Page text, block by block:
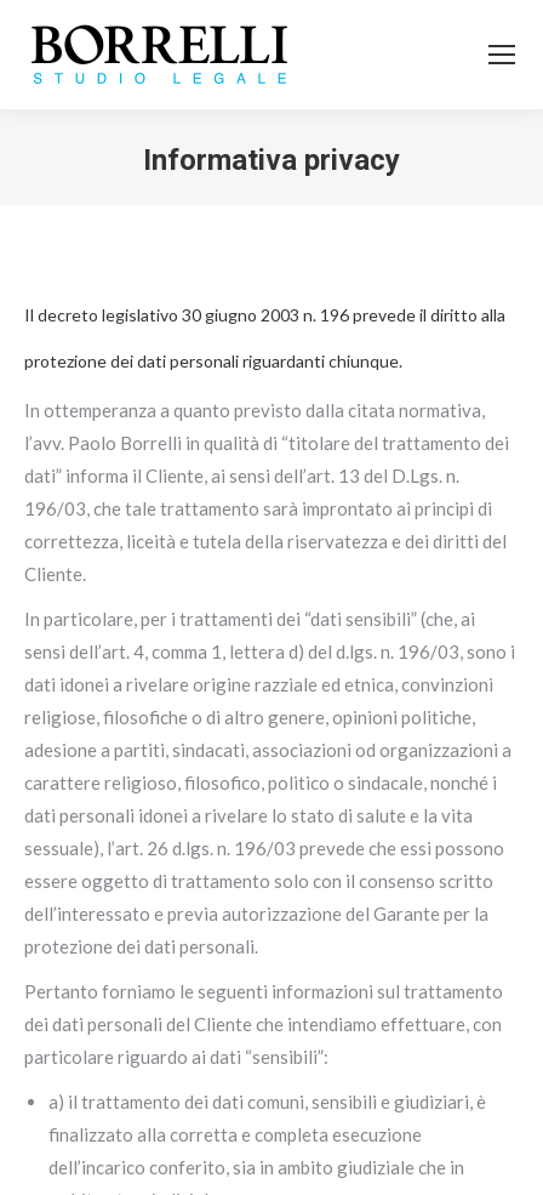
Informativa privacy
Il decreto legislativo 30 giugno 2003 n. 196 prevede il diritto alla
protezione dei dati personali riguardanti chiunque.
In ottemperanza a quanto previsto dalla citata normativa,
l’avv. Paolo Borrelli in qualità di “titolare del trattamento dei
dati” informa il Cliente, ai sensi dell’art. 13 del D.Lgs. n.
196/03, che tale trattamento sarà improntato ai principi di
correttezza, liceità e tutela della riservatezza e dei diritti del
Cliente.
In particolare, per i trattamenti dei “dati sensibili” (che, ai
sensi dell’art. 4, comma 1, lettera d) del d.lgs. n. 196/03, sono i
dati idonei a rivelare origine razziale ed etnica, convinzioni
religiose, filosofiche o di altro genere, opinioni politiche,
adesione a partiti, sindacati, associazioni od organizzazioni a
carattere religioso, filosofico, politico o sindacale, nonché i
dati personali idonei a rivelare lo stato di salute e la vita
sessuale), l’art. 26 d.lgs. n. 196/03 prevede che essi possono
essere oggetto di trattamento solo con il consenso scritto
dell’interessato e previa autorizzazione del Garante per la
protezione dei dati personali.
Pertanto forniamo le seguenti informazioni sul trattamento
dei dati personali del Cliente che intendiamo effettuare, con
particolare riguardo ai dati “sensibili”:
a) il trattamento dei dati comuni, sensibili e giudiziari, è
finalizzato alla corretta e completa esecuzione
dell’incarico conferito, sia in ambito giudiziale che in